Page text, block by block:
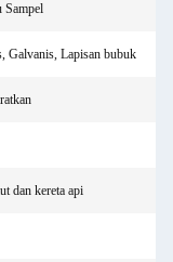
Sampel
Galvanis, Lapisan bubuk
dan kereta api